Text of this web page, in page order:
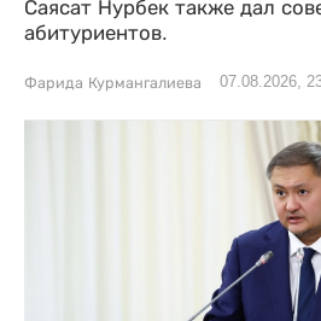
Саясат Нурбек также дал
абитуриентов.
Фарида Курмангалиева 07.08.2026,